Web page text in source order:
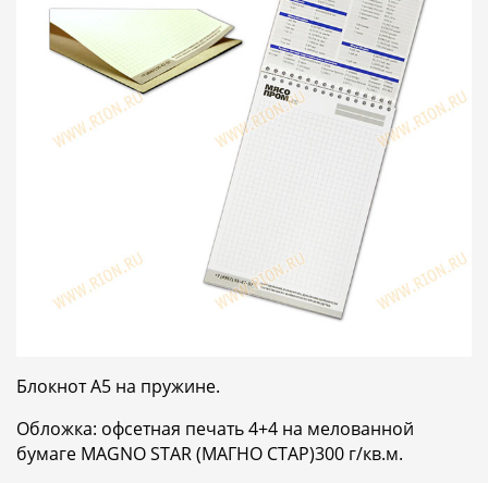
Блокнот А5 на пружине.
Обложка: офсетная печать 4+4 на мелованной
бумаге MAGNO STAR (МАГНО СТАР)300 г/кв.м.